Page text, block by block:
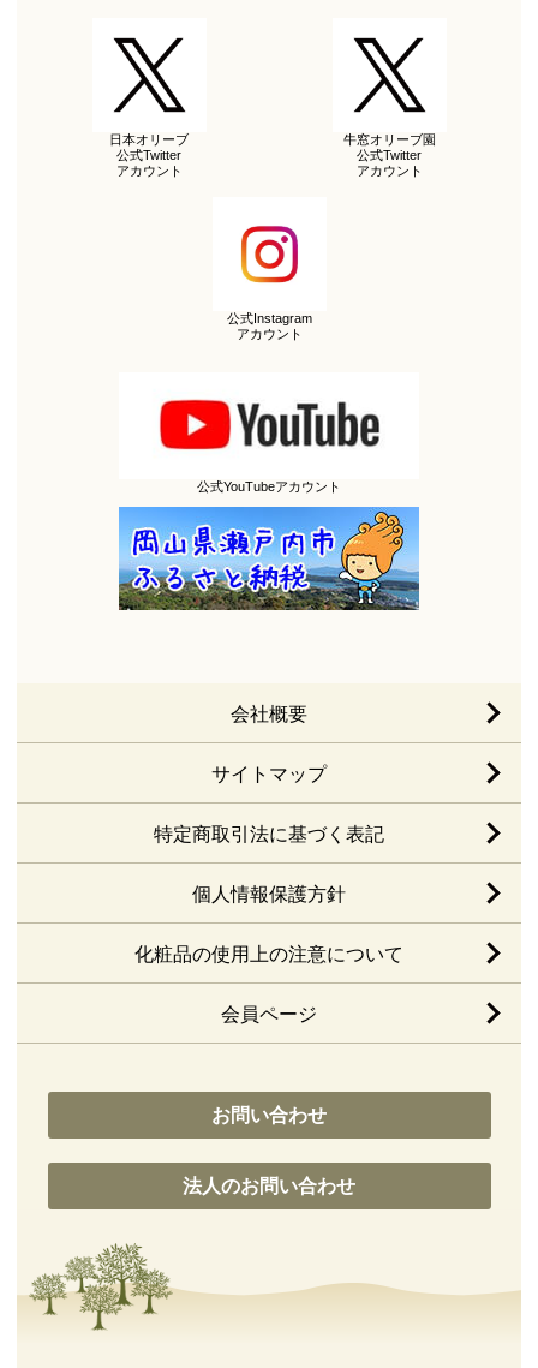
日本オリーブ
公式Twitter
アカウント
牛窓オリーブ園
公式Twitter
アカウント
公式Instagram
アカウント
公式YouTubeアカウント
会社概要
サイトマップ
特定商取引法に基づく表記
個人情報保護方針
化粧品の使用上の注意について
会員ページ
お問い合わせ
法人のお問い合わせ